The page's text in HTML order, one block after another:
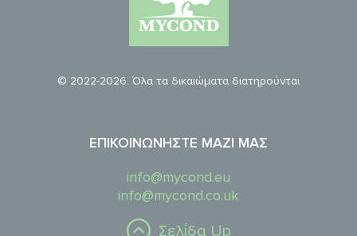
© 2022-2026. Όλα τα δικαιώματα διατηρούνται
ΕΠΙΚΟΙΝΩΝΉΣΤΕ ΜΑΖΊ ΜΑΣ
info@mycond.eu
info@mycond.co.uk
Σελίδα Up